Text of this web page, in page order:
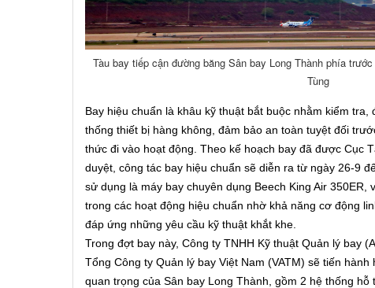
Tàu bay tiếp cận đường băng Sân bay Long Thành phía
Tùng
Bay hiệu chuẩn là khâu kỹ thuật bắt buộc nhằm kiểm tra,
thống thiết bị hàng không, đảm bảo an toàn tuyệt đối
thức đi vào hoạt động. Theo kế hoạch bay đã được Cục
duyệt, công tác bay hiệu chuẩn sẽ diễn ra từ ngày 26-9
sử dụng là máy bay chuyên dụng Beech King Air 350ER,
trong các hoạt động hiệu chuẩn nhờ khả năng cơ động
đáp ứng những yêu cầu kỹ thuật khắt khe.
Trong đợt bay này, Công ty TNHH Kỹ thuật Quản lý bay
Tổng Công ty Quản lý bay Việt Nam (VATM) sẽ tiến
quan trọng của Sân bay Long Thành, gồm 2 hệ thống